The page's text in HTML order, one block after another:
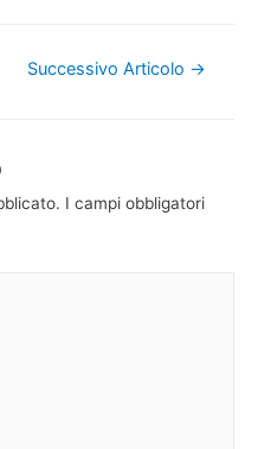
Successivo Articolo →
I campi obbligatori